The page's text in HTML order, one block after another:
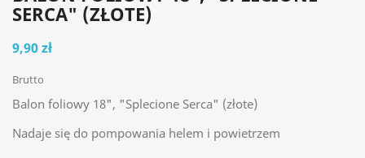
SERCA" (ZŁOTE)
9,90 zł
Brutto
Balon foliowy 18", "Splecione Serca" (złote)
Nadaje się do pompowania helem i powietrzem